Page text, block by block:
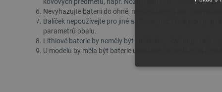
Nevyhazujte baterii do ohně, nepřehřívejte ji ani ji
Balíček nepoužívejte pro jiné aplikace, než které jsou
parametrů obalu.
Lithiové baterie by neměly být smíchány, aby fungovaly v
U modelu by měla být baterie umístěna co nejdále od